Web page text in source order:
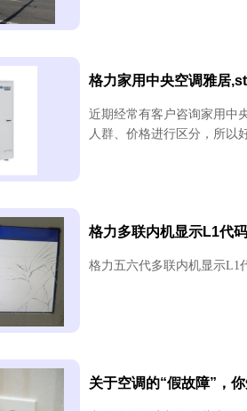
格力家用中央空调雅居
近期经常有客户咨询家用中
人群、价格进行区分，所以
格力多联内机显示L1代
格力五六代多联内机显示L1
关于空调的“假故障”，